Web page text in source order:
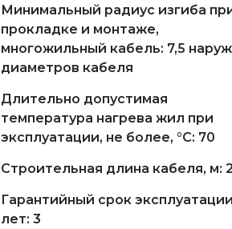
Минимальный радиус изгиба
прокладке и монтаже,
многожильный кабель: 7,5
диаметров кабеля
Длительно допустимая
температура нагрева жил при
эксплуатации, не более, °С: 70
Строительная длина кабеля, м:
Гарантийный срок
лет: 3